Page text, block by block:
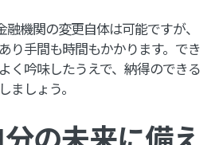
機関の変更自体は可能ですが、
り手間も時間もかかります。でき
く吟味したうえで、納得のできる
ましょう。
の未来に備え